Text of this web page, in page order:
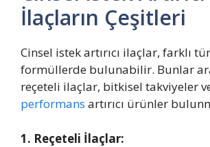
İlaçların Çeşitleri
Cinsel istek artırıcı ilaçlar, farklı
formüllerde bulunabilir. Bunlar
reçeteli ilaçlar, bitkisel takviyeler
performans artırıcı ürünler
1. Reçeteli İlaçlar: